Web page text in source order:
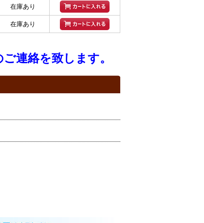
在庫あり
在庫あり
連絡を致します。